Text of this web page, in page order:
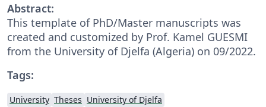
Abstract:
This template of PhD/Master manuscripts was
created and customized by Prof. Kamel GUESMI
from the University of Djelfa (Algeria) on 09/2022.
Tags:
University Theses University of Djelfa